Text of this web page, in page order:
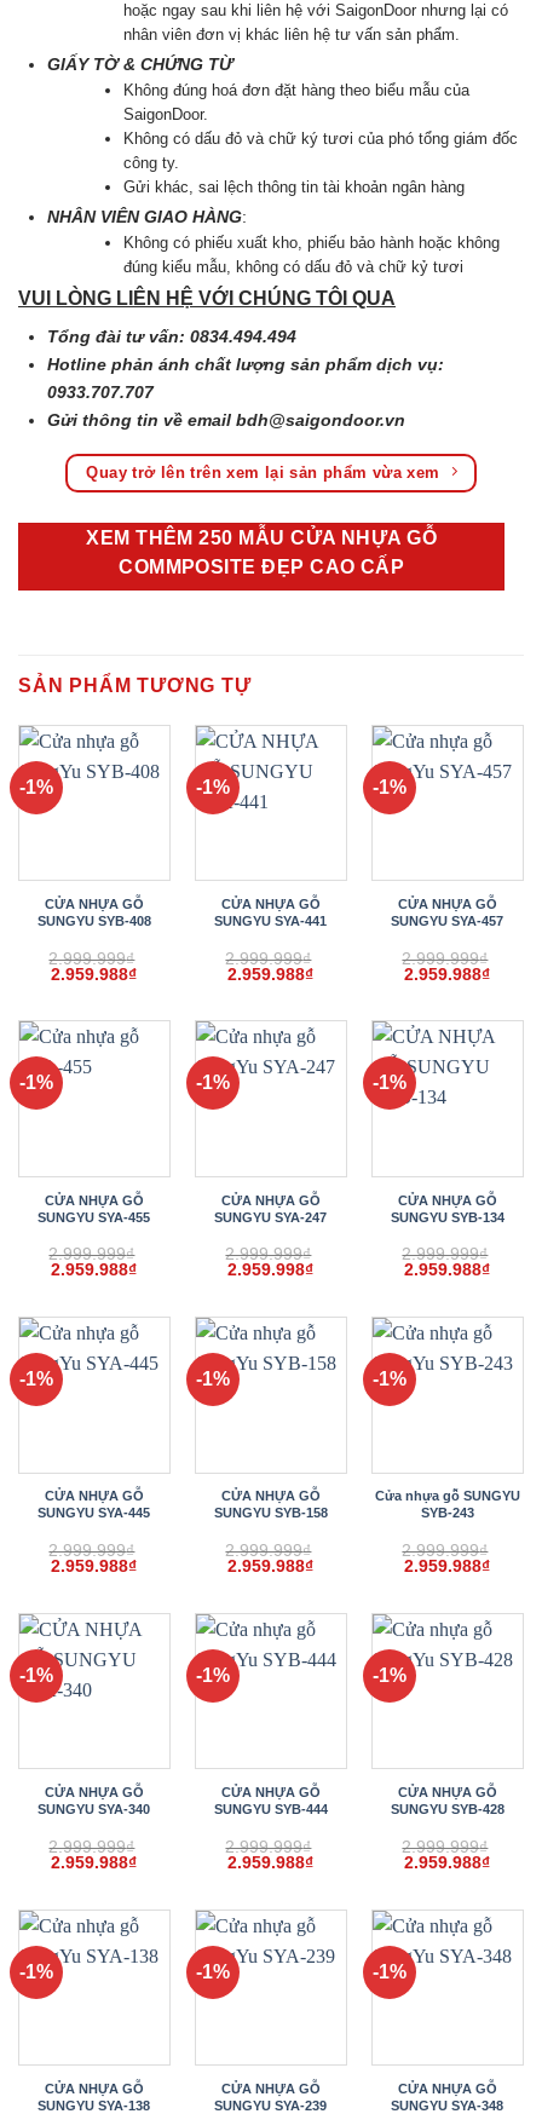
hoặc ngay sau khi liên hệ với SaigonDoor nhưng lại có
nhân viên đơn vị khác liên hệ tư vấn sản phẩm.
GIẤY TỜ & CHỨNG TỪ
Không đúng hoá đơn đặt hàng theo biểu mẫu của
SaigonDoor.
Không có dấu đỏ và chữ ký tươi của phó tổng giám đốc
công ty.
Gửi khác, sai lệch thông tin tài khoản ngân hàng
NHÂN VIÊN GIAO HÀNG:
Không có phiếu xuất kho, phiếu bảo hành hoặc không
đúng kiểu mẫu, không có dấu đỏ và chữ kỷ tươi
VUI LÒNG LIÊN HỆ VỚI CHÚNG TÔI QUA
Tổng đài tư vấn: 0834.494.494
Hotline phản ánh chất lượng sản phẩm dịch vụ:
0933.707.707
Gửi thông tin về emailbdh@saigondoor.vn
Quay trở lên trên xem lại sản phẩm vừa xem
XEM THÊM 250 MẪU CỬA NHỰA GỖ
COMMPOSITE ĐẸP CAO CẤP
SẢN PHẨM TƯƠNG TỰ
-1%
CỬA NHỰA GỖ
SUNGYU SYB-408
2.999.999₫
Giá
2.999.999₫.
2.959.988₫Giá
là:
2.959.988₫.
-1%
CỬA NHỰA GỖ
SUNGYU SYA-441
2.999.999₫
Giá
2.999.999₫.
2.959.988₫Giá
là:
2.959.988₫.
-1%
CỬA NHỰA GỖ
SUNGYU SYA-457
2.999.999₫
Giá
2.999.999₫.
2.959.988₫Giá
là:
-1%
CỬA NHỰA GỖ
SUNGYU SYA-455
2.999.999₫
Giá
2.999.999₫.
2.959.988₫Giá
là:
2.959.988₫.
-1%
CỬA NHỰA GỖ
SUNGYU SYA-247
2.999.999₫
Giá
2.999.999₫.
2.959.998₫Giá
là:
2.959.998₫.
-1%
CỬA NHỰA GỖ
SUNGYU SYB-134
2.999.999₫
Giá
2.999.999₫.
2.959.988₫Giá
là:
-1%
CỬA NHỰA GỖ
SUNGYU SYA-445
2.999.999₫
Giá
2.999.999₫.
2.959.988₫Giá
là:
2.959.988₫.
-1%
CỬA NHỰA GỖ
SUNGYU SYB-158
2.999.999₫
Giá
2.999.999₫.
2.959.988₫Giá
là:
2.959.988₫.
-1%
Cửa nhựa gỗ SUNGYU
SYB-243
2.999.999₫
Giá
2.999.999₫.
2.959.988₫Giá
là:
-1%
CỬA NHỰA GỖ
SUNGYU SYA-340
2.999.999₫
Giá
2.999.999₫.
2.959.988₫Giá
là:
2.959.988₫.
-1%
CỬA NHỰA GỖ
SUNGYU SYB-444
2.999.999₫
Giá
2.999.999₫.
2.959.988₫Giá
là:
2.959.988₫.
-1%
CỬA NHỰA GỖ
SUNGYU SYB-428
2.999.999₫
Giá
2.999.999₫.
2.959.988₫Giá
là:
-1%
CỬA NHỰA GỖ
SUNGYU SYA-138
-1%
CỬA NHỰA GỖ
SUNGYU SYA-239
-1%
CỬA NHỰA GỖ
SUNGYU SYA-348